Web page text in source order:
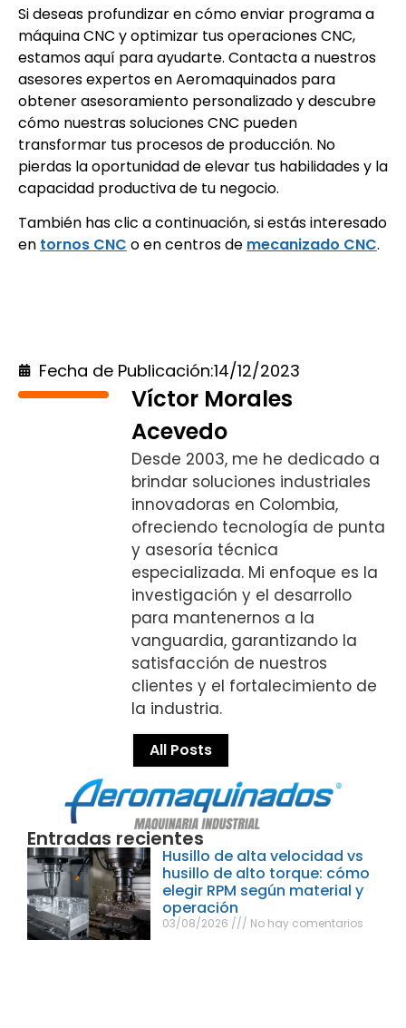
Si deseas profundizar en cómo enviar programa a
máquina CNC y optimizar tus operaciones CNC,
estamos aquí para ayudarte. Contacta a nuestros
asesores expertos en Aeromaquinados para
obtener asesoramiento personalizado y descubre
cómo nuestras soluciones CNC pueden
transformar tus procesos de producción. No
pierdas la oportunidad de elevar tus habilidades y la
capacidad productiva de tu negocio.
También has clic a continuación, si estás interesado
en tornos CNC o en centros de mecanizado CNC.
Fecha de Publicación:14/12/2023
Víctor Morales
Acevedo
Desde 2003, me he dedicado a
brindar soluciones industriales
innovadoras en Colombia,
ofreciendo tecnología de punta
y asesoría técnica
especializada. Mi enfoque es la
investigación y el desarrollo
para mantenernos a la
vanguardia, garantizando la
satisfacción de nuestros
clientes y el fortalecimiento de
la industria.
All Posts
Entradas recientes
Husillo de alta velocidad vs
husillo de alto torque: cómo
elegir RPM según material y
operación
03/08/2026 No hay comentarios